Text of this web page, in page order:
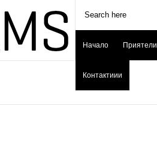
Начало Приятели
Контактиии